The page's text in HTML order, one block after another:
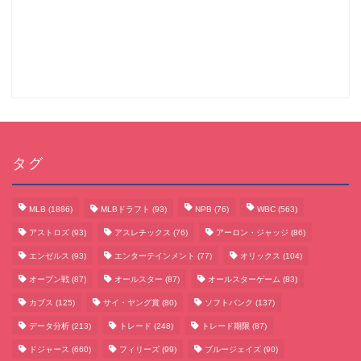
タグ
MLB (1886) MLBドラフト (93) NPB (76) WBC (563)
アストロズ (93) アスレチックス (76) アーロン・ジャッジ (86)
エンゼルス (93) エンターテインメント (77) オリックス (104)
オープン戦 (87) オールスター (87) オールスターゲーム (83)
カブス (125) サイ・ヤング賞 (80) ソフトバンク (137)
データ分析 (213) トレード (248) トレード期限 (87)
ドジャース (660) フィリーズ (99) ブルージェイズ (90)